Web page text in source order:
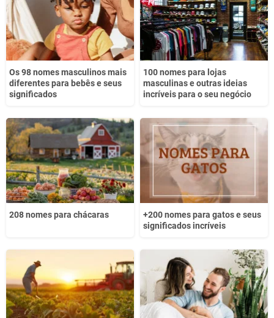
Os 98 nomes masculinos mais
diferentes para bebês e seus
significados
100 nomes para lojas
masculinas e outras ideias
incríveis para o seu negócio
208 nomes para chácaras
+200 nomes para gatos e seus
significados incríveis